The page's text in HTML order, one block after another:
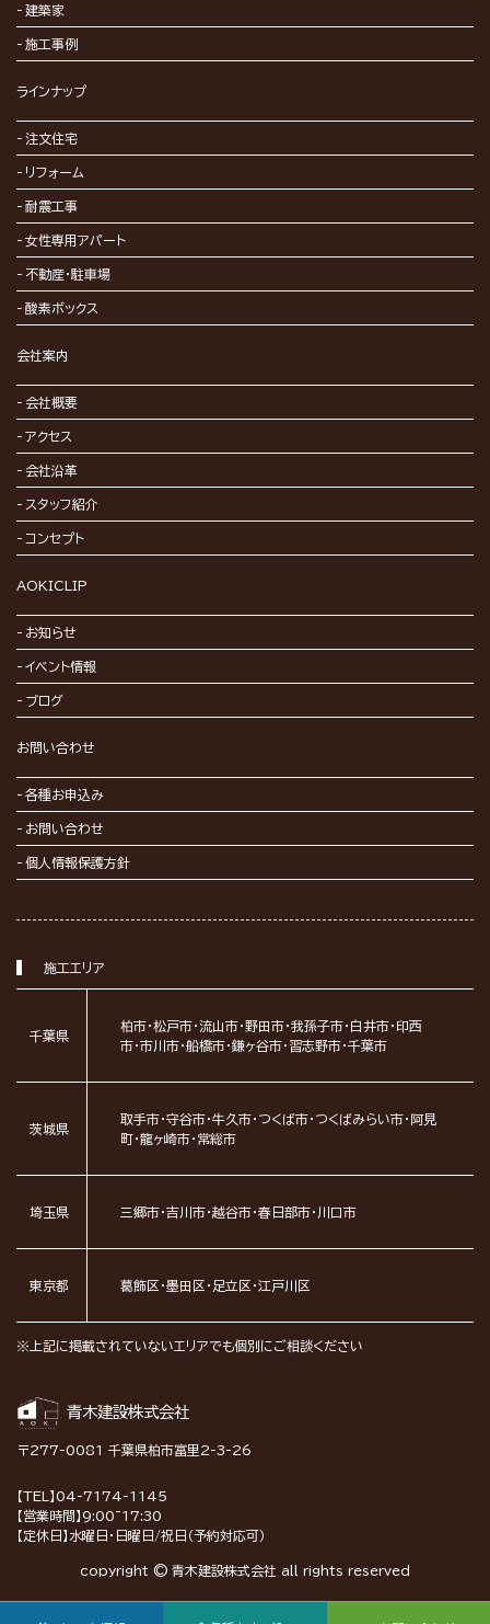
建築家
施工事例
ラインナップ
注文住宅
リフォーム
耐震工事
女性専用アパート
不動産・駐車場
酸素ボックス
会社案内
会社概要
アクセス
会社沿革
スタッフ紹介
コンセプト
AOKICLIP
お知らせ
イベント情報
ブログ
お問い合わせ
各種お申込み
お問い合わせ
個人情報保護方針
施工エリア
千葉県
柏市・松戸市・流山市・野田市・我孫子市・白井市・印西
市・市川市・船橋市・鎌ヶ谷市・習志野市・千葉市
茨城県
取手市・守谷市・牛久市・つくば市・つくばみらい市・阿見
町・龍ヶ崎市・常総市
埼玉県 三郷市・吉川市・越谷市・春日部市・川口市
東京都 葛飾区・墨田区・足立区・江戸川区
※上記に掲載されていないエリアでも個別にご相談ください
青木建設株式会社
〒277-0081 千葉県柏市富里2-3-26
【TEL】04-7174-1145
【営業時間】9:00~17:30
【定休日】水曜日・日曜日/祝日（予約対応可）
copyright © 青木建設株式会社 all rights reserved